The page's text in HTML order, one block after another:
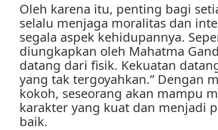
Oleh karena itu, penting bagi
selalu menjaga moralitas dan
segala aspek kehidupannya.
diungkapkan oleh Mahatma
datang dari fisik. Kekuatan
yang tak tergoyahkan.” Dengan
kokoh, seseorang akan mampu
karakter yang kuat dan menjadi
baik.